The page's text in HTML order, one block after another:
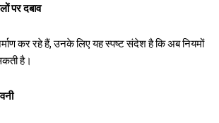
पर दबाव
कर रहे हैं, उनके लिए यह स्पष्ट संदेश है कि अब नियमों
है।